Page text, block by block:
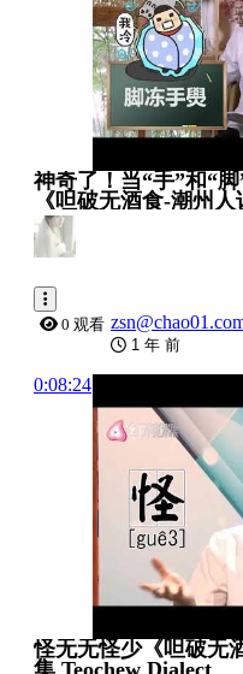
神奇了！当“手”和“
《呾破无酒食-潮州
Teochew Dialect
0 观看
1 年 前
0:08:24
怪无无怪少《呾破无酒